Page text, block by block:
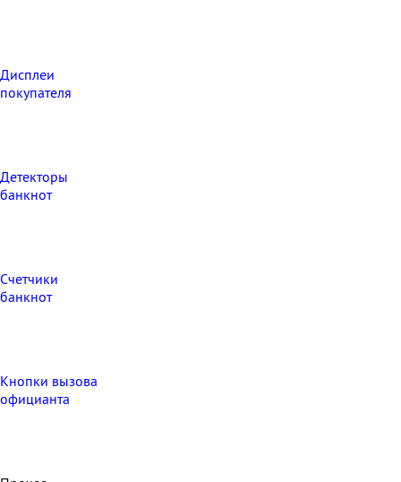
Дисплеи
покупателя
Детекторы
банкнот
Счетчики
банкнот
Кнопки вызова
официанта